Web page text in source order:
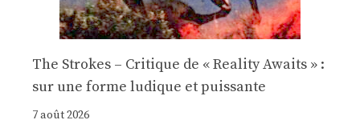
The Strokes – Critique de « Reality Awaits » :
sur une forme ludique et puissante
7 août 2026